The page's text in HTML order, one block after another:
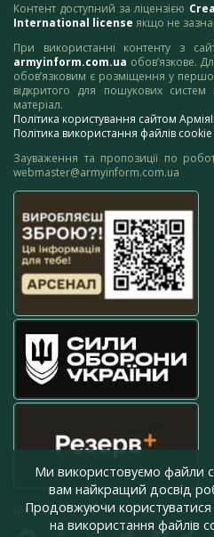
Контент доступний за ліцензією
International license якщо не
При використанні контенту з
armyinform.com.ua обов’язкове.
обов’язковим є розміщення у
відкритого для пошукових
матеріал.
Політика користування сайтом
Політика використання файлів cookie
Зауваження та пропозиції по
webmaster@armyinform.com.ua
press@armyinform.com.ua
Ми використовуємо файли
вам найкращий досвід
Продовжуючи
на використання файлів